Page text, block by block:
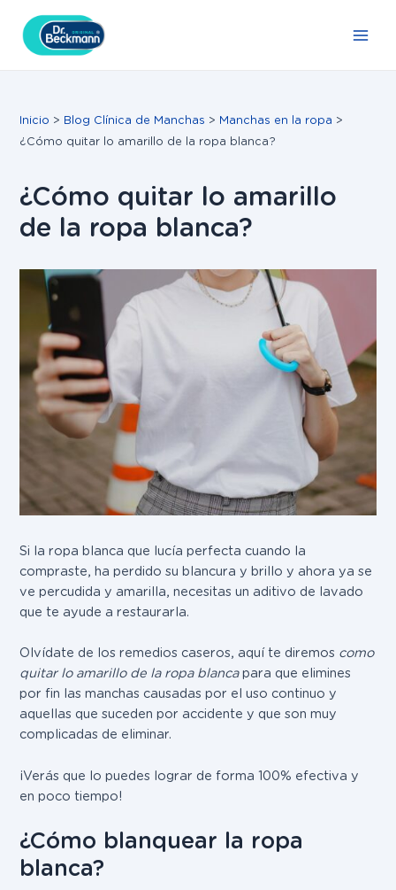
contenido
Inicio Blog Clínica de Manchas
Manchas en la ropa
¿Cómo quitar lo amarillo de la ropa blanca?
¿Cómo quitar lo amarillo
de la ropa blanca?
Si la ropa blanca que lucía perfecta cuando la
compraste, ha perdido su blancura y brillo y ahora ya se
ve percudida y amarilla, necesitas un aditivo de lavado
que te ayude a restaurarla.
Olvídate de los remedios caseros, aquí te diremos como
quitar lo amarillo de la ropa blancapara que elimines
por fin las manchas causadas por el uso continuo y
aquellas que suceden por accidente y que son muy
complicadas de eliminar.
¡Verás que lo puedes lograr de forma 100% efectiva y
en poco tiempo!
¿Cómo blanquear la ropa
blanca?
de
entradas